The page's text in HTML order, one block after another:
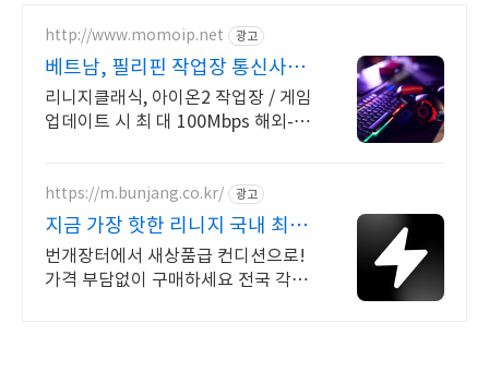
http://www.momoip.net 광고
베트남, 필리핀 작업장 통신사KT
IP
리니지클래식, 아이온2 작업장 / 게임
업데이트 시 최 대 100Mbps 해외-한
https://m.bunjang.co.kr/ 광고
지금 가장 핫한 리니지 국내 최대
브랜드 중고거래
번개장터에서 새상품급 컨디션으로!
가격 부담없이 구매하세요 전국 각지